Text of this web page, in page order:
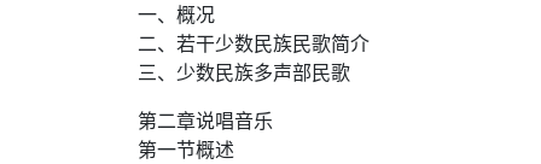
一、概况
二、若干少数民族民歌简介
三、少数民族多声部民歌
第二章说唱音乐
第一节概述